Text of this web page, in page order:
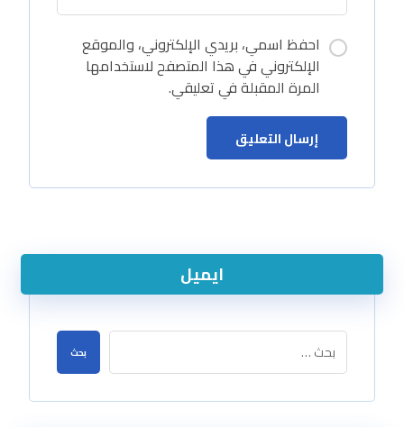
احفظ اسمي، بريدي الإلكتروني، والموقع
الإلكتروني في هذا المتصفح لاستخدامها
المرة المقبلة في تعليقي.
ايميل